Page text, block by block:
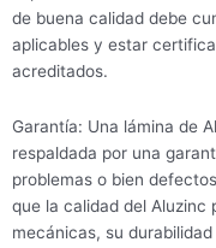
de buena calidad debe
aplicables y estar
acreditados.
Garantía: Una lámina de
respaldada por una
problemas o bien
que la calidad del Aluzinc
mecánicas, su